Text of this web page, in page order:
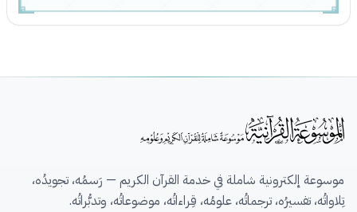
موسوعة إلكترونية شاملة في خدمة القرآن الكريم — رَسمُه، تجويدُه،
تِلاواتُه، تفسيرُه، ترجماتُه، علومُه، قِراءاتُه، موضوعاتُه، وتدبُّراتُه.